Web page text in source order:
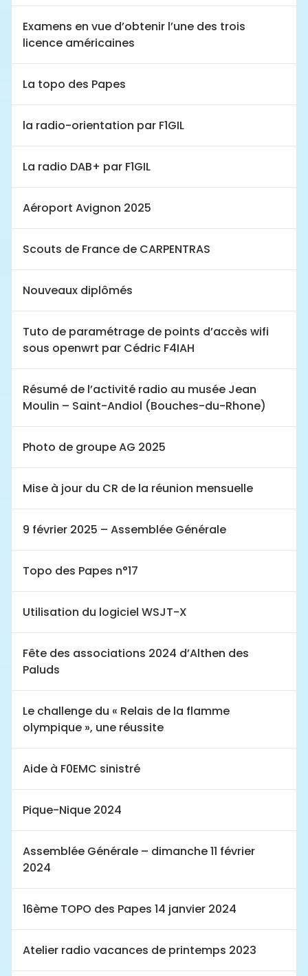
Examens en vue d’obtenir l’une des trois
licence américaines
La topo des Papes
la radio-orientation par F1GIL
La radio DAB+ par F1GIL
Aéroport Avignon 2025
Scouts de France de CARPENTRAS
Nouveaux diplômés
Tuto de paramétrage de points d’accès wifi
sous openwrt par Cédric F4IAH
Résumé de l’activité radio au musée Jean
Moulin – Saint-Andiol (Bouches-du-Rhone)
Photo de groupe AG 2025
Mise à jour du CR de la réunion mensuelle
9 février 2025 – Assemblée Générale
Topo des Papes n°17
Utilisation du logiciel WSJT-X
Fête des associations 2024 d’Althen des
Paluds
Le challenge du « Relais de la flamme
olympique », une réussite
Aide à F0EMC sinistré
Pique-Nique 2024
Assemblée Générale – dimanche 11 février
2024
16ème TOPO des Papes 14 janvier 2024
Atelier radio vacances de printemps 2023